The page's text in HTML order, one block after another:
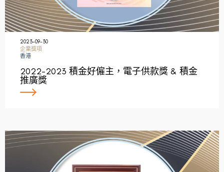
2023-09-30
企業獎項
香港
2022-2023 積金好僱主，電子供款獎 & 積金
推廣獎